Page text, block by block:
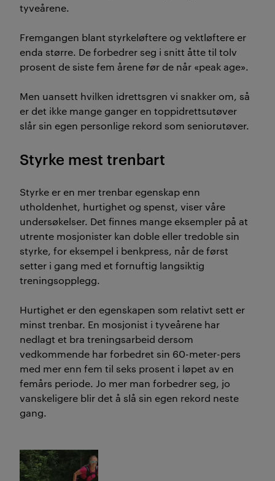
tyveårene.
Fremgangen blant styrkeløftere og vektløftere er
enda større. De forbedrer seg i snitt åtte til tolv
prosent de siste fem årene før de når «peak age».
Men uansett hvilken idrettsgren vi snakker om, så
er det ikke mange ganger en toppidrettsutøver
slår sin egen personlige rekord som seniorutøver.
Styrke mest trenbart
Styrke er en mer trenbar egenskap enn
utholdenhet, hurtighet og spenst, viser våre
undersøkelser. Det finnes mange eksempler på at
utrente mosjonister kan doble eller tredoble sin
styrke, for eksempel i benkpress, når de først
setter i gang med et fornuftig langsiktig
treningsopplegg.
Hurtighet er den egenskapen som relativt sett er
minst trenbar. En mosjonist i tyveårene har
nedlagt et bra treningsarbeid dersom
vedkommende har forbedret sin 60-meter-pers
med mer enn fem til seks prosent i løpet av en
femårs periode. Jo mer man forbedrer seg, jo
vanskeligere blir det å slå sin egen rekord neste
gang.